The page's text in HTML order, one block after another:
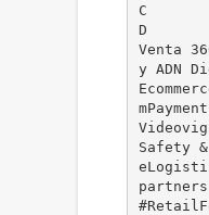
C
D
Venta
y ADN
Safety
partners